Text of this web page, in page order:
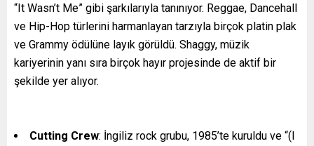
“It Wasn’t Me” gibi şarkılarıyla tanınıyor. Reggae, Dancehall
ve Hip-Hop türlerini harmanlayan tarzıyla birçok platin plak
ve Grammy ödülüne layık görüldü. Shaggy, müzik
kariyerinin yanı sıra birçok hayır projesinde de aktif bir
şekilde yer alıyor.
Cutting Crew: İngiliz rock grubu, 1985’te kuruldu ve “(I